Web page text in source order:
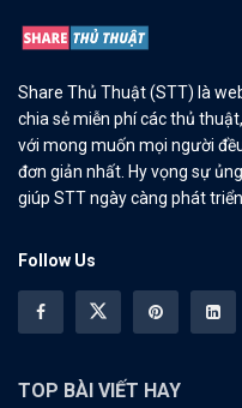
Share Thủ Thuật (STT) là
chia sẻ miễn phí các thủ
với mong muốn mọi người
đơn giản nhất. Hy vọng sự
giúp STT ngày càng phát
Follow Us
TOP BÀI VIẾT HAY